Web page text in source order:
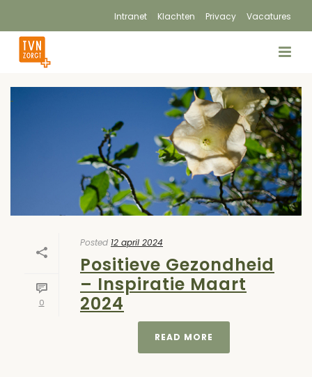
Intranet Klachten Privacy Vacatures
0
Posted 12 april 2024
Positieve Gezondheid
– Inspiratie Maart
2024
READ MORE